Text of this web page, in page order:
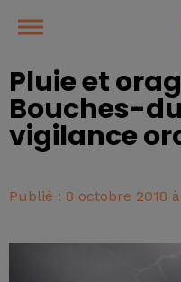
Pluie et
Bouches-
vigilance
Publié : 8 octobre 2018